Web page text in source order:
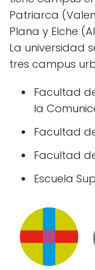
Patriarca
Plana y Elche
La universidad
tres campus
Facultad
la
Facultad
Facultad
Escuela